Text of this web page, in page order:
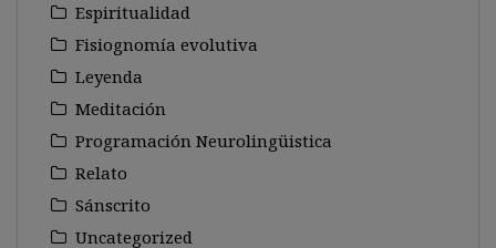
Espiritualidad
Fisiognomía evolutiva
Leyenda
Meditación
Programación Neurolingüistica
Relato
Sánscrito
Uncategorized